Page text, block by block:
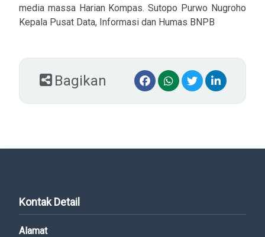
media massa Harian Kompas. Sutopo Purwo Nugroho
Kepala Pusat Data, Informasi dan Humas BNPB
Bagikan
Kontak Detail
Alamat